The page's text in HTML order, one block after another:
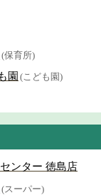
(保育所)
園 (こども園)
ンター 徳島店
(スーパー)